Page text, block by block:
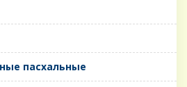
пасхальные